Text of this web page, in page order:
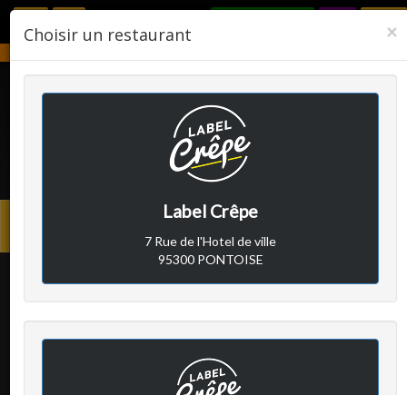
LABEL CRÊPE
Client A
a écrit le mercredi 18
janvier 2023
×
Choisir un restaurant
Label Crêpe
7 Rue de l'Hotel de ville
95300 PONTOISE